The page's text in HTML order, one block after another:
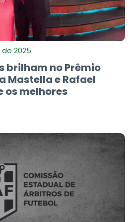
2025
brilham no Prêmio
Mastella e Rafael
os melhores